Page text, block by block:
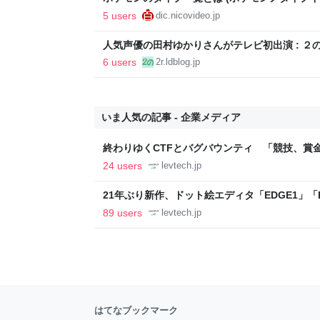
ニコ大百科
5 users dic.nicovideo.jp
人気声優の田村ゆかりさんがテレビ初出演 : ２
6 users
2r.ldblog.jp
いま人気の記事 - 企業メディア
終わりゆくCTFとバグバウンティ 「競技、賞
ること【フォーカス】 - レバテックLAB
24 users levtech.jp
21年ぶり新作、ドット絵エディタ「EDGE1」
ついて作者に聞く【フォーカス】 - レバテック
89 users levtech.jp
はてなブックマーク